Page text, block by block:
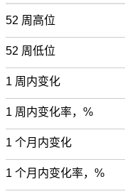
52 周高位
52 周低位
1 周内变化
1 周内变化率，%
1 个月内变化
1 个月内变化率，%